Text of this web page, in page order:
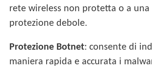
rete wireless non protetta o a una
protezione debole.
Protezione Botnet: consente di
maniera rapida e accurata i